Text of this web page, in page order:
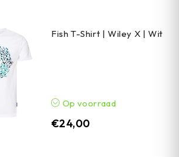
Fish T-Shirt | Wiley X | Wit
Op voorraad
€24,00